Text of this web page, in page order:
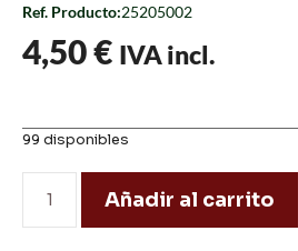
Ref. Producto:25205002
4,50€ IVA incl.
99 disponibles
Añadir al carrito